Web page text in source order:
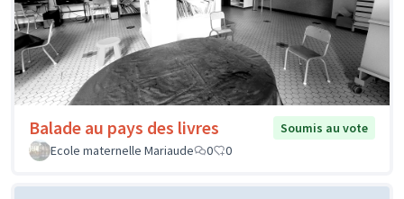
Balade au pays des livres
Soumis au vote
Ecole maternelle Mariaude
0 0